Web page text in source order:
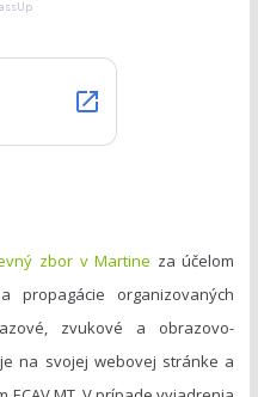
zbor v Martine za účelom
propagácie organizovaných
zvukové a obrazovo-
na svojej webovej stránke a